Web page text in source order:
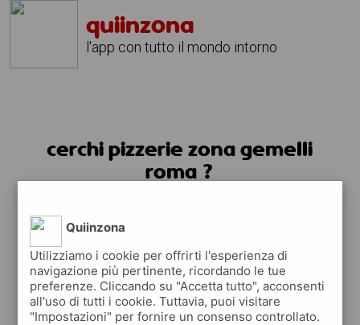
quiinzona
l'app con tutto il mondo intorno
cerchi pizzerie zona gemelli
roma ?
Quiinzona
Utilizziamo i cookie per offrirti l'esperienza di
navigazione più pertinente, ricordando le tue
preferenze. Cliccando su "Accetta tutto", acconsenti
all'uso di tutti i cookie. Tuttavia, puoi visitare
"Impostazioni" per fornire un consenso controllato.